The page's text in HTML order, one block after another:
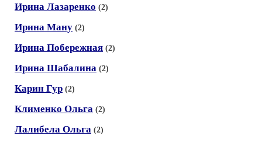
Ирина Лазаренко (2)
Ирина Ману (2)
Ирина Побережная (2)
Ирина Шабалина (2)
Карин Гур (2)
Клименко Ольга (2)
Лалибела Ольга (2)